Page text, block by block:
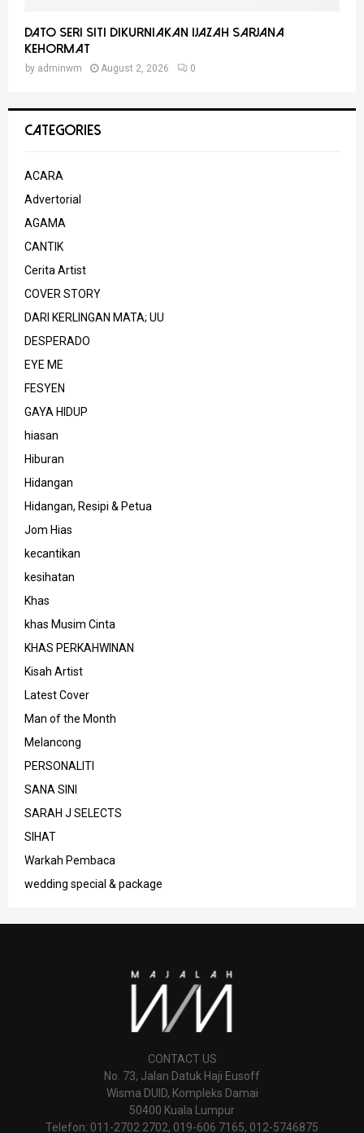
Dato Seri Siti Dikurniakan Ijazah Sarjana
Kehormat
by adminwm August 2, 2026 0
CATEGORIES
ACARA
Advertorial
AGAMA
CANTIK
Cerita Artist
COVER STORY
DARI KERLINGAN MATA; UU
DESPERADO
EYE ME
FESYEN
GAYA HIDUP
hiasan
Hiburan
Hidangan
Hidangan, Resipi & Petua
Jom Hias
kecantikan
kesihatan
Khas
khas Musim Cinta
KHAS PERKAHWINAN
Kisah Artist
Latest Cover
Man of the Month
Melancong
PERSONALITI
SANA SINI
SARAH J SELECTS
SIHAT
Warkah Pembaca
wedding special & package
CONTACT US
No. 73, Jalan Datuk Haji Eusoff
Wisma DUID, Kompleks Damai
50400 Kuala Lumpur
Telefon: 011-2702 2702, 019-606 7165, 012-5746875